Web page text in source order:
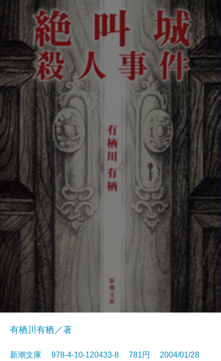
有栖川有栖／著
新潮文庫 978-4-10-120433-8 781円 2004/01/28